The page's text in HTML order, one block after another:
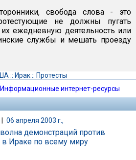
свобода слова - это
не должны пугать
ежедневную деятельность или
службы и мешать проезду
:: Ирак:: Протесты
Информационные интернет-ресурсы
| 06 апреля 2003 г.,
демонстраций против
Ираке по всему миру